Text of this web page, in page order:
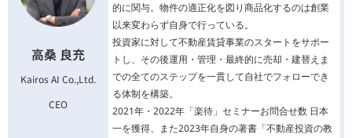
高桑 良充
Kairos AI Co.,Ltd.
CEO
的に関与。物件の適正化を図り商品化するのは創業
以来変わらず自身で行っている。
投資家に対して不動産賃貸事業のスタートをサポー
トし、その後運用・管理・最終的に売却・建替えま
での全てのステップを一貫して自社でフォローでき
る体制を構築。
2021年・2022年「楽待」セミナーお問合せ数 日本
一を獲得、また2023年自身の著書「不動産投資の教